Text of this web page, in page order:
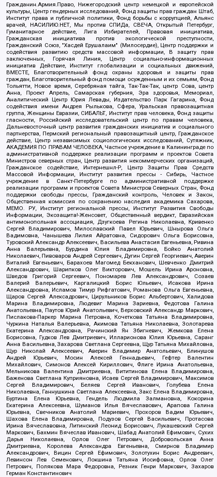
Гражданин.Армия.Право, Нижегородский центр немецкой и европейской
культуры, Центр гендерных исследований, Фонд защиты прав граждан Штаб,
Институт права и публичной политики, Фонд борьбы с коррупцией, Альянс
врачей, НАСИЛИЮ.НЕТ, Мы против СПИДа, СВЕЧА, Открытый Петербург,
Гуманитарное действие, Лига Избирателей, Правовая инициатива,
Гражданская инициатива против экологической преступности,
Гражданский Союз, "Хасдей Ерушалаим" (Милосердие), Центр поддержки и
содействия развитию средств массовой информации, В защиту прав
заключенных, Горячая Линия, Центр социально-информационных
инициатив Действие, Институт глобализации и социальных движений,
ВМЕСТЕ, Благотворительный фонд охраны здоровья и защиты прав
граждан, Благотворительный фонд помощи осужденным и их семьям, Фонд
Тольятти, Новое время, Серебряная тайга, Так-Так-Так, центр Сова, центр
Анна, Проект Апрель, Самарская губерния, Эра здоровья, Мемориал,
Аналитический Центр Юрия Левады, Издательство Парк Гагарина, Фонд
содействия имени Андрея Рылькова, Сфера, Уральская правозащитная
группа, Женщины Евразии, СИБАЛЬТ, Институт прав человека, Фонд защиты
гласности, Российский исследовательский центр по правам человека,
Дальневосточный центр развития гражданских инициатив и социального
партнерства, Пермский региональный правозащитный центр, Гражданское
действие, Центр независимых социологических исследований, Сутяжник,
АКАДЕМИЯ ПО ПРАВАМ ЧЕЛОВЕКА, Частное учреждение в Калининграде по
административной поддержке реализации программ и проектов Совета
Министров северных стран, Центр развития некоммерческих организаций,
Гражданское содействие, Интернешнл-Р, Центр Защиты Прав Средств
Массовой Информации, Институт развития прессы - Сибирь, Частное
учреждение в Санкт-Петербурге по административной поддержке
реализации программ и проектов Совета Министров Северных Стран, Фонд
поддержки свободы прессы, Гражданский контроль, Человек и Закон,
Общественная комиссия по сохранению наследия академика Сахарова,
МЕМО. РУ, Институт региональной прессы, Институт Развития Свободы
Информации, Экозащита!-Женсовет, Общественный вердикт, Евразийская
антимонопольная ассоциация, Дзугкоева Регина Николаевна, Кривенко
Сергей Владимирович, Милославский Павел Юрьевич, Шнырова Ольга
Вадимовна, Чанышева Лилия Айратовна, Сидорович Ольга Борисовна,
Туровский Александр Алексеевич, Васильева Анастасия Евгеньевна, Ривина
Анна Валерьевна, Бурдина Юлия Владимировна, Бойко Анатолий
Николаевич, Пивоваров Андрей Сергеевич, Дугин Сергей Георгиевич, Аверин
Виталий Евгеньевич, Барахоев Магомед Бекханович, Шевченко Дмитрий
Александрович, Шарипков Олег Викторович, Мошель Ирина Ароновна,
Шведов Григорий Сергеевич, Пономарев Лев Александрович, Созаев
Валерий Валерьевич, Каргалицкий Борис Юльевич, Исакова Ирина
Александровна, Исламов Тимур Рифгатович, Романова Ольга Евгеньевна,
Щаров Сергей Алексадрович, Цирульников Борис Альбертович, Халидова
Марина Владимировна, Людевиг Марина Зариевна, Федотова Галина
Анатольевна, Паутов Юрий Анатольевич, Верховский Александр Маркович,
Пислакова-Паркер Марина Петровна, Кочеткова Татьяна Владимировна,
Чуркина Наталья Валерьевна, Акимова Татьяна Николаевна, Золотарева
Екатерина Александровна, Рачинский Ян Збигневич, Жемкова Елена
Борисовна, Гудков Лев Дмитриевич, Илларионова Юлия Юрьевна, Саранг
Анна Васильевна, Захарова Светлана Сергеевна, Щур Татьяна Михайловна,
Щур Николай Алексеевич, Аверин Владимир Анатольевич, Блинушов
Андрей Юрьевич, Мосин Алексей Геннадьевич, Гефтер Валентин
Михайлович, Симонов Алексей Кириллович, Флиге Ирина Анатольевна,
Мельникова Валентина Дмитриевна, Вититинова Елена Владимировна,
Баженова Светлана Куприяновна, Исаев Сергей Владимирович, Максимов
Сергей Владимирович, Беляев Сергей Иванович, Голубева Елена
Николаевна, Ганнушкина Светлана Алексеевна, Закс Елена Владимировна,
Буртина Елена Юрьевна, Гендель Людмила Залмановна, Кокорина
Екатерина Алексеевна, Шуманов Илья Вячеславович, Арапова Галина
Юрьевна, Свечников Анатолий Мариевич, Прохоров Вадим Юрьевич,
Шахова Елена Владимировна, Подузов Сергей Васильевич, Протасова
Ирина Вячеславовна, Литинский Леонид Борисович, Лукашевский Сергей
Маркович, Бахмин Вячеслав Иванович, Шабад Анатолий Ефимович, Сухих
Дарья Николаевна, Орлов Олег Петрович, Добровольская Анна
Дмитриевна, Королева Александра Евгеньевна, Смирнов Владимир
Александрович, Вицин Сергей Ефимович, Золотухин Борис Андреевич,
Левинсон Лев Семенович, Локшина Татьяна Иосифовна, Орлов Олег
Петрович, Полякова Мара Федоровна, Резник Генри Маркович, Захаров
Герман Константинович